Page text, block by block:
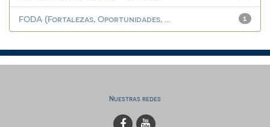
1
FODA (Fortalezas, Oportunidades, ...
Nuestras redes